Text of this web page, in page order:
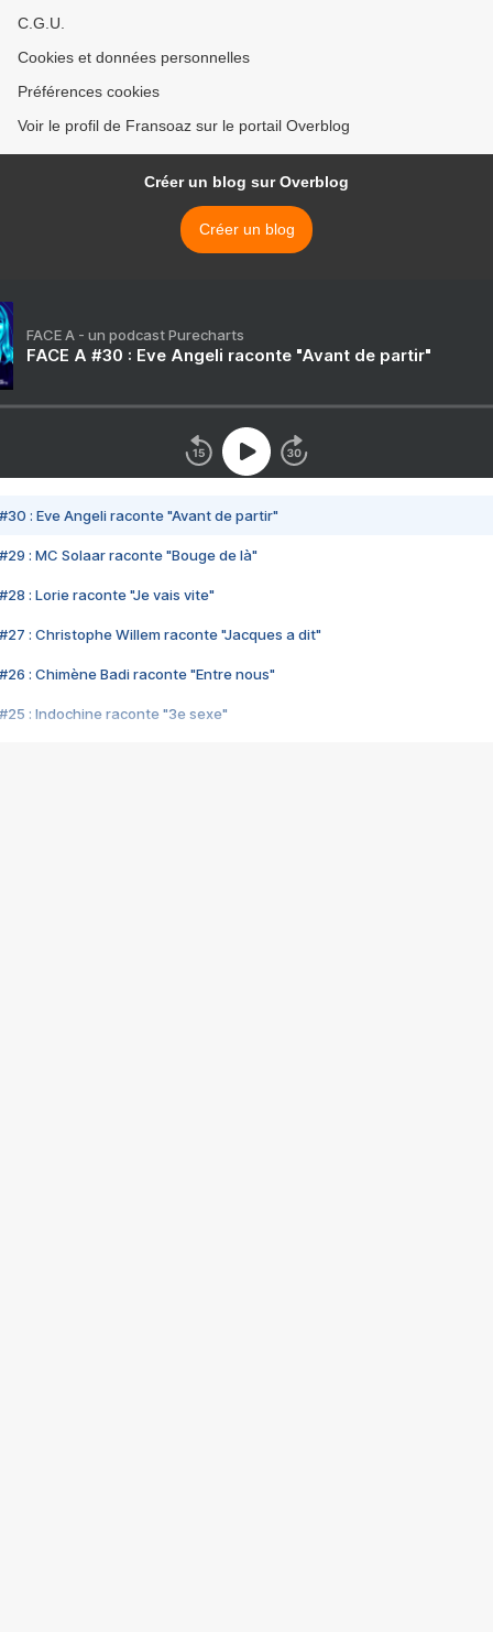
C.G.U.
Cookies et données personnelles
Préférences cookies
Voir le profil de Fransoaz sur le portail Overblog
Créer un blog sur Overblog
Créer un blog
FACE A - un podcast Purecharts
FACE A #30 : Eve Angeli raconte "Avant de partir"
#30 : Eve Angeli raconte "Avant de partir"
#29 : MC Solaar raconte "Bouge de là"
#28 : Lorie raconte "Je vais vite"
#27 : Christophe Willem raconte "Jacques a dit"
#26 : Chimène Badi raconte "Entre nous"
#25 : Indochine raconte "3e sexe"